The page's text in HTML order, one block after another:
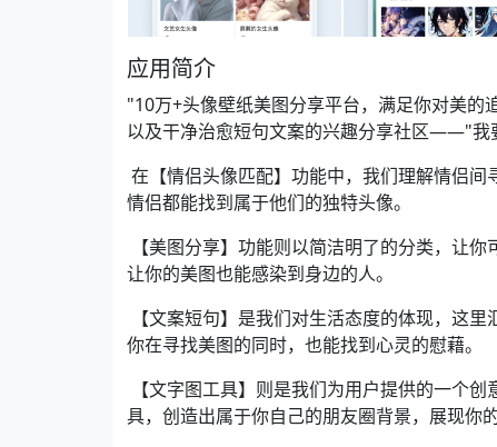
应用简介
"10万+头像壁纸美图分享平台，满足你对美
以及干净治愈短句文案的兴趣分享社区——"我
在【情侣头像匹配】功能中，我们理解情侣
情侣都能找到属于他们的独特头像。
【美图分享】功能则以简洁明了的分类，让
让你的美图也能感染到身边的人。
【文案短句】是我们对生活态度的体现，这
你在寻找美图的同时，也能找到心灵的慰藉。
【文字图工具】则是我们为用户提供的一个
具，创造出属于你自己的朋友圈背景，展现你